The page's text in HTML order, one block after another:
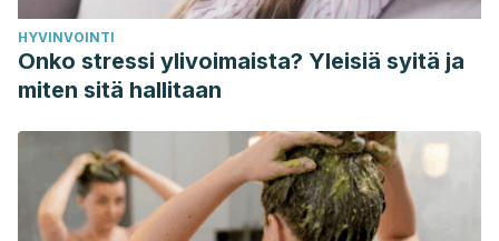
Cardiología,74(3), 225-232.
https://www.sciencedirect.com/science/article/pii/
Sinner, J. O. R. G. E. (2016). Desfibrilador externo
1-5. http://www.scielo.org.ar/scielo.php?pid=S1850-
37482016000100022&script=sci_arttext&tlng=es
Spitaler, P., Stühlinger, M., Adukauskaite, A., Bauer, A., &
Dichtl, W. (2023). A Soccer Shot with Lengthy
HYVINVOINTI
Onko stressi ylivoimaista? Yleisiä syitä ja
miten sitä hallitaan